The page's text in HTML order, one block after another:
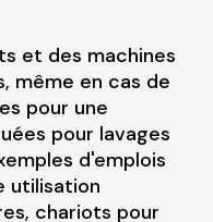
et des machines
même en cas de
pour une
pour lavages
d'emplois
utilisation
chariots pour